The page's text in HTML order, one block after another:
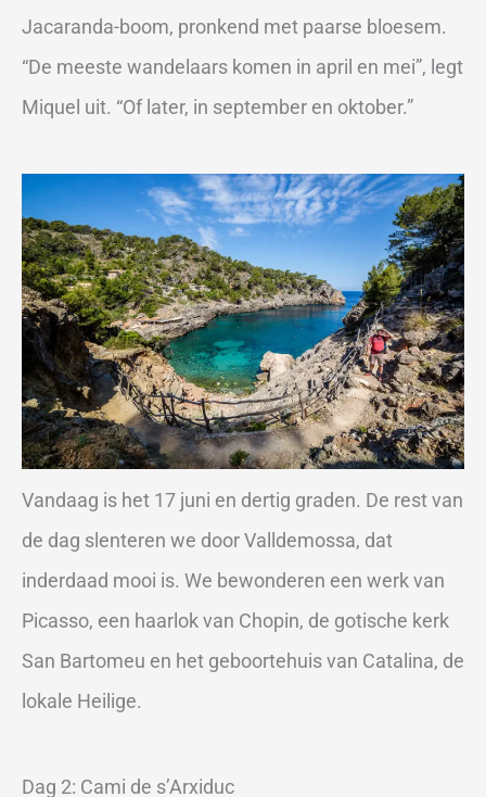
Jacaranda-boom, pronkend met paarse bloesem.
“De meeste wandelaars komen in april en mei”, legt
Miquel uit. “Of later, in september en oktober.”
Vandaag is het 17 juni en dertig graden. De rest van
de dag slenteren we door Valldemossa, dat
inderdaad mooi is. We bewonderen een werk van
Picasso, een haarlok van Chopin, de gotische kerk
San Bartomeu en het geboortehuis van Catalina, de
lokale Heilige.
Dag 2: Cami de s’Arxiduc